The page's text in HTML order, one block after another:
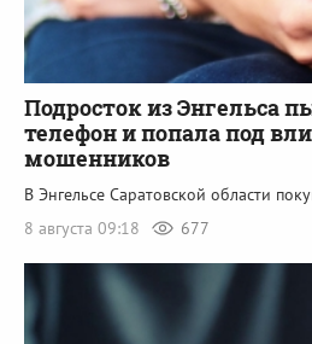
Подросток из Энгельса
телефон и попала под
мошенников
В Энгельсе Саратовской области
8 августа 09:18
677